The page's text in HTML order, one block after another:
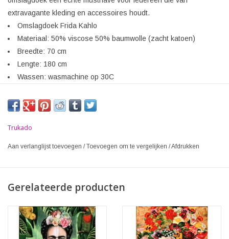
extravagante kleding en accessoires houdt.
Omslagdoek Frida Kahlo
Materiaal: 50% viscose 50% baumwolle (zacht katoen)
Breedte: 70 cm
Lengte: 180 cm
Wassen: wasmachine op 30C
Trukado
Aan verlanglijst toevoegen /Toevoegen om te vergelijken /Afdrukken
Gerelateerde producten